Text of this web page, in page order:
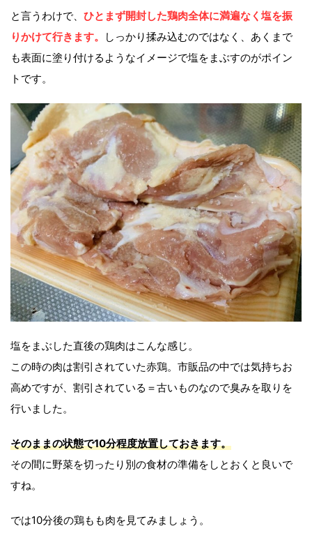
と言うわけで、 ひとまず開封した鶏肉全体に満遍なく塩を振
りかけて行きます。
しっかり揉み込むのではなく、あくまで
も表面に塗り付けるようなイメージで塩をまぶすのがポイン
トです。
塩をまぶした直後の鶏肉はこんな感じ。
この時の肉は割引されていた赤鶏。市販品の中では気持ちお
高めですが、割引されている＝古いものなので臭みを取りを
行いました。
そのままの状態で10分程度放置しておきます。
その間に野菜を切ったり別の食材の準備をしとおくと良いで
すね。
では10分後の鶏もも肉を見てみましょう。